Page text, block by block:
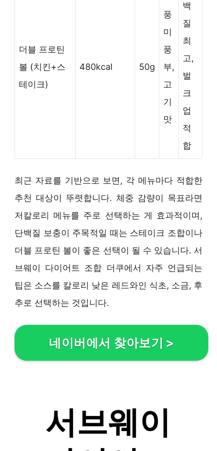
더블 프로틴
볼 (치킨+스
테이크)
480kcal 50g
풍
미
풍
부,
고
기
맛
백
질
최
고,
벌
크
업
적
합
최근 자료를 기반으로 보면, 각 메뉴마다 적합한
추천 대상이 뚜렷합니다. 체중 감량이 목표라면
저칼로리 메뉴를 주로 선택하는 게 효과적이며,
단백질 보충이 주목적일 때는 스테이크 조합이나
더블 프로틴 볼이 좋은 선택이 될 수 있습니다. 서
브웨이 다이어트 조합 더쿠에서 자주 언급되는
팁은 소스를 칼로리 낮은 레드와인 식초, 소금, 후
추로 선택하는 것입니다.
네이버에서 찾아보기 >